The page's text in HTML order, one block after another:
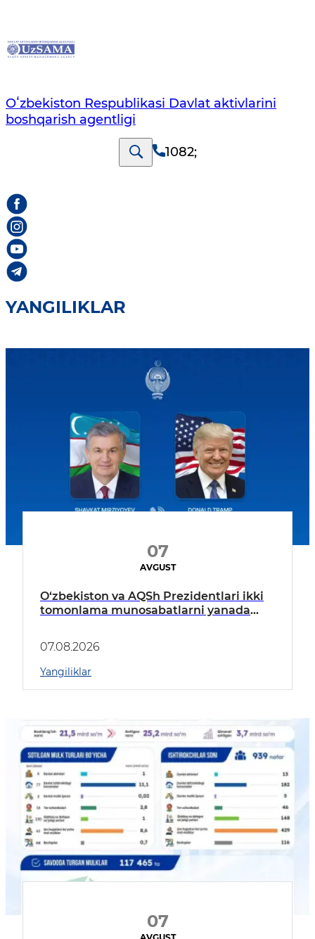
Oʻzbekiston Respublikasi Davlat aktivlarini
boshqarish agentligi
1082;
YANGILIKLAR
07
AVGUST
O‘zbekiston va AQSh Prezidentlari ikki
tomonlama munosabatlarni yanada
07.08.2026
Yangiliklar
07